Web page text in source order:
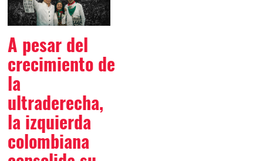
A pesar del
crecimiento de
la
ultraderecha,
la izquierda
colombiana